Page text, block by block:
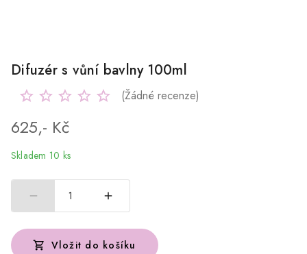
Difuzér s vůní bavlny 100ml
(Žádné recenze)
625,- Kč
Skladem 10 ks
1
Vložit do košíku